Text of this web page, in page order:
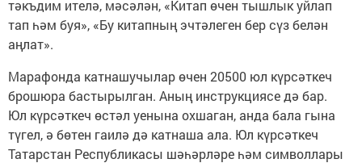
тәкъдим ителә, мәсәлән, «Китап өчен тышлык уйлап
тап һәм буя», «Бу китапның эчтәлеген бер сүз белән
аңлат».
Марафонда катнашучылар өчен 20500 юл күрсәткеч
брошюра бастырылган. Аның инструкциясе дә бар.
Юл күрсәткеч өстәл уенына охшаган, анда бала гына
түгел, ә бөтен гаилә дә катнаша ала. Юл күрсәткеч
Татарстан Республикасы шәһәрләре һәм символлары